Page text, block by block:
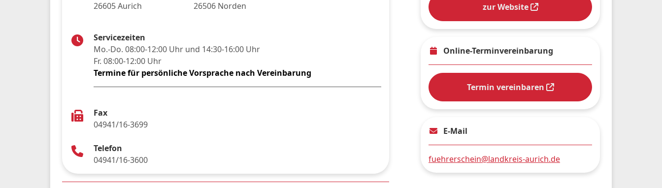
zur Website
Online-Terminvereinbarung
Termin vereinbaren
E-Mail
fuehrerschein@landkreis-aurich.de
26605 Aurich
26506 Norden
Servicezeiten
Mo.-Do. 08:00-12:00 Uhr und 14:30-16:00 Uhr
Fr. 08:00-12:00 Uhr
Termine für persönliche Vorsprache nach Vereinbarung
Fax
04941/16-3699
Telefon
04941/16-3600